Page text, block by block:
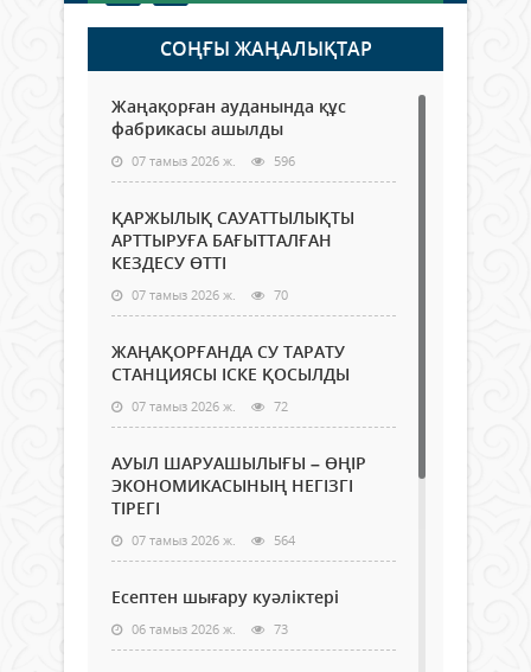
СОҢҒЫ ЖАҢАЛЫҚТАР
Жаңақорған ауданында құс
фабрикасы ашылды
07 тамыз 2026 ж. 596
ҚАРЖЫЛЫҚ САУАТТЫЛЫҚТЫ
АРТТЫРУҒА БАҒЫТТАЛҒАН
КЕЗДЕСУ ӨТТІ
07 тамыз 2026 ж. 70
ЖАҢАҚОРҒАНДА СУ ТАРАТУ
СТАНЦИЯСЫ ІСКЕ ҚОСЫЛДЫ
07 тамыз 2026 ж. 72
АУЫЛ ШАРУАШЫЛЫҒЫ – ӨҢІР
ЭКОНОМИКАСЫНЫҢ НЕГІЗГІ
ТІРЕГІ
07 тамыз 2026 ж. 564
Есептен шығару куәліктері
06 тамыз 2026 ж. 73